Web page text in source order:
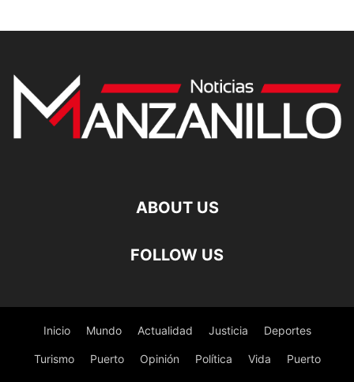
ABOUT US
FOLLOW US
Inicio Mundo Actualidad Justicia Deportes
Turismo Puerto Opinión Política Vida Puerto